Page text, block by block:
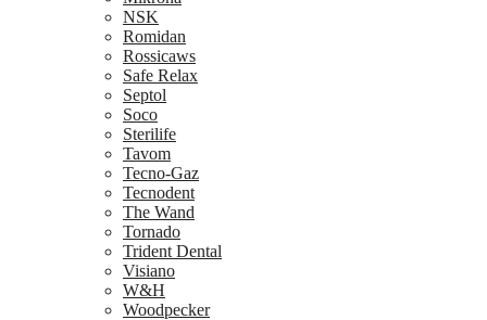
NSK
Romidan
Rossicaws
Safe Relax
Septol
Soco
Sterilife
Tavom
Tecno-Gaz
Tecnodent
The Wand
Tornado
Trident Dental
Visiano
W&H
Woodpecker